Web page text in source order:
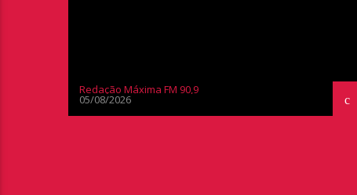
Redação Máxima FM 90,9
05/08/2026